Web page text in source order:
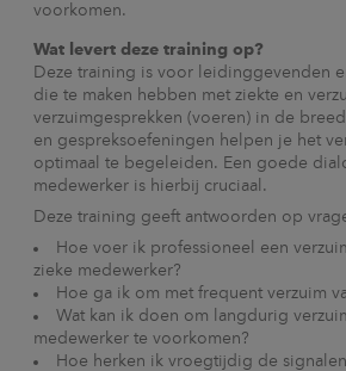
voorkomen.
Wat levert deze training op?
Deze training is voor leidinggevenden
die te maken hebben met ziekte en
verzuimgesprekken (voeren) in de
en gespreksoefeningen helpen je het
optimaal te begeleiden. Een goede
medewerker is hierbij cruciaal.
Deze training geeft antwoorden op
Hoe voer ik professioneel een
zieke medewerker?
Hoe ga ik om met frequent verzuim
Wat kan ik doen om langdurig
medewerker te voorkomen?
Hoe herken ik vroegtijdig de